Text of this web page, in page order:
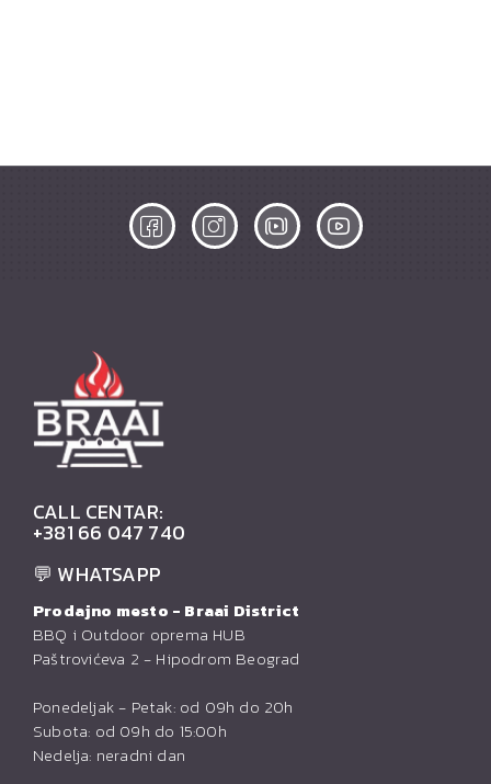
CALL CENTAR:
+381 66 047 740
💬 WHATSAPP
Prodajno mesto - Braai District
BBQ i Outdoor oprema HUB
Paštrovićeva 2 - Hipodrom Beograd
Ponedeljak - Petak: od 09h do 20h
Subota: od 09h do 15:00h
Nedelja: neradni dan